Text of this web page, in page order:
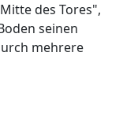
des Tores",
seinen
mehrere